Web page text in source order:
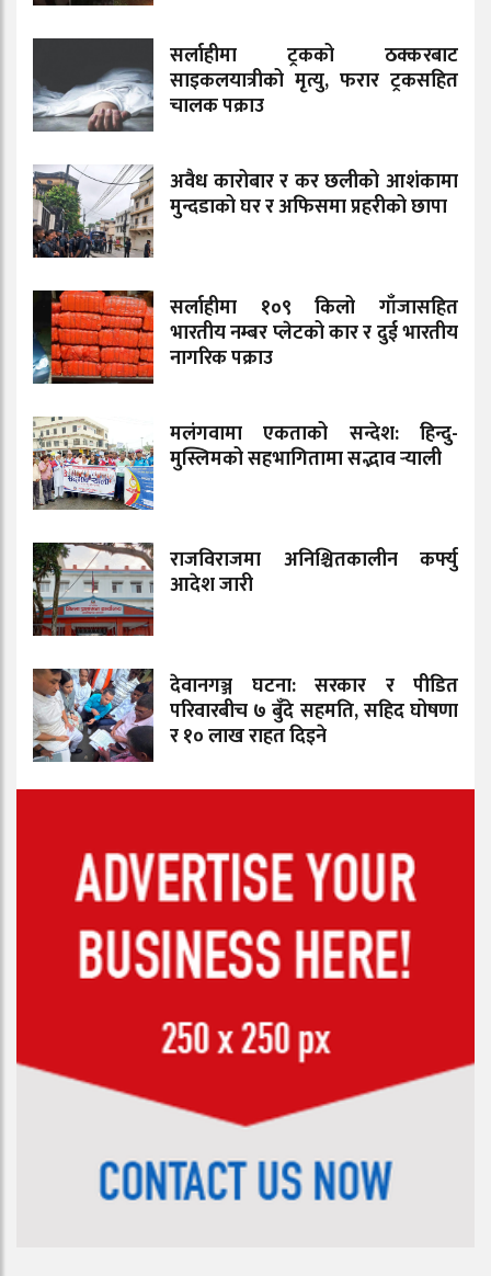
सर्लाहीमा ट्रकको ठक्करबाट
साइकलयात्रीको मृत्यु, फरार ट्रकसहित
चालक पक्राउ
अवैध कारोबार र कर छलीको आशंकामा
मुन्दडाको घर र अफिसमा प्रहरीको छापा
सर्लाहीमा १०९ किलो गाँजासहित
भारतीय नम्बर प्लेटको कार र दुई भारतीय
नागरिक पक्राउ
मलंगवामा एकताको सन्देश: हिन्दु-
मुस्लिमको सहभागितामा सद्भाव र्‍याली
राजविराजमा अनिश्चितकालीन कर्फ्यु
आदेश जारी
देवानगञ्ज घटना: सरकार र पीडित
परिवारबीच ७ बुँदे सहमति, सहिद घोषणा
र १० लाख राहत दिइने